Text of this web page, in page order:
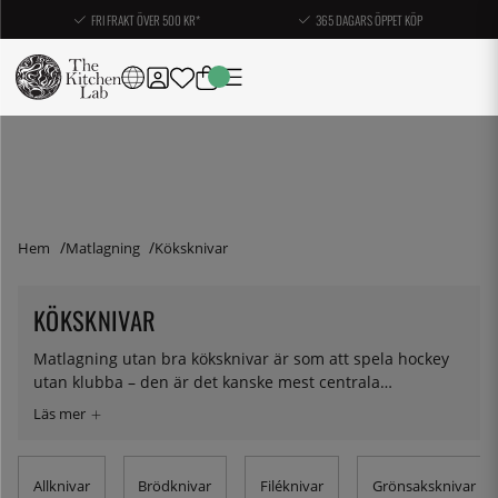
FRI FRAKT ÖVER 500 KR* 365 DAGARS ÖPPET KÖP
Hem Matlagning Köksknivar
KÖKSKNIVAR
Matlagning utan bra köksknivar är som att spela hockey
utan klubba – den är det kanske mest centrala
hjälpmedlet och som en förlängning av din hand. Här har
klassiska stålknivar till keramiska knivar och exklusiva,
japanska handsmidda knivar. Sugen på hela knivset eller
Allknivar Brödknivar Filéknivar Grönsaksknivar